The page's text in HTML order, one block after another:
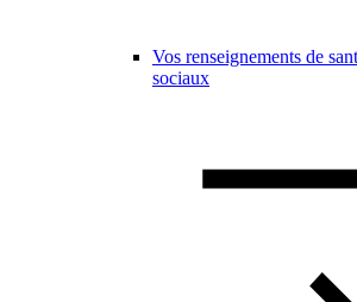
Vos renseignements de
sociaux